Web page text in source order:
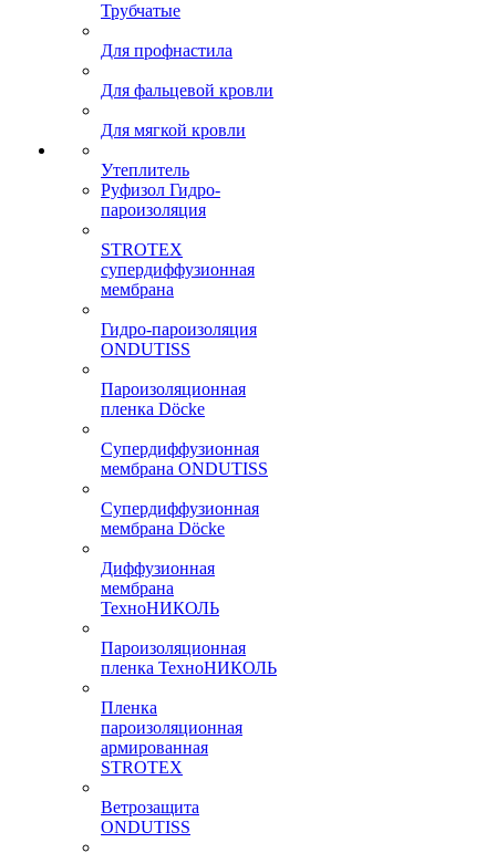
Трубчатые
Для профнастила
Для фальцевой кровли
Для мягкой кровли
Утеплитель
Руфизол Гидро-
пароизоляция
STROTEX
супердиффузионная
мембрана
Гидро-пароизоляция
ONDUTISS
Пароизоляционная
пленка Döcke
Супердиффузионная
мембрана ONDUTISS
Супердиффузионная
мембрана Döcke
Диффузионная
мембрана
ТехноНИКОЛЬ
Пароизоляционная
пленка ТехноНИКОЛЬ
Пленка
пароизоляционная
армированная
STROTEX
Ветрозащита
ONDUTISS